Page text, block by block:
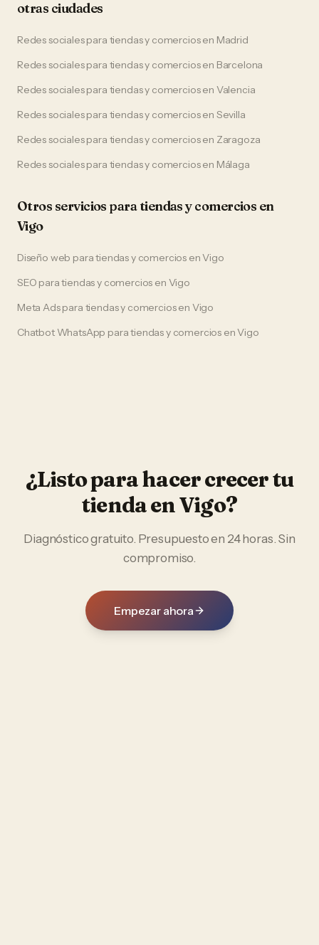
otras ciudades
Redes socialespara tiendas y comerciosen Madrid
Redes socialespara tiendas y comerciosen Barcelona
Redes socialespara tiendas y comerciosen Valencia
Redes socialespara tiendas y comerciosen Sevilla
Redes socialespara tiendas y comerciosen Zaragoza
Redes socialespara tiendas y comerciosen Málaga
Otros servicios paratiendas y comercios en
Vigo
Diseño web paratiendas y comercios enVigo
SEO paratiendas y comercios en Vigo
Meta Adspara tiendas y comerciosen Vigo
Chatbot WhatsApp paratiendas y comercios enVigo
¿Listo para hacer crecer tu
tiendaenVigo?
Diagnóstico gratuito. Presupuesto en 24 horas. Sin
compromiso.
Empezar ahora